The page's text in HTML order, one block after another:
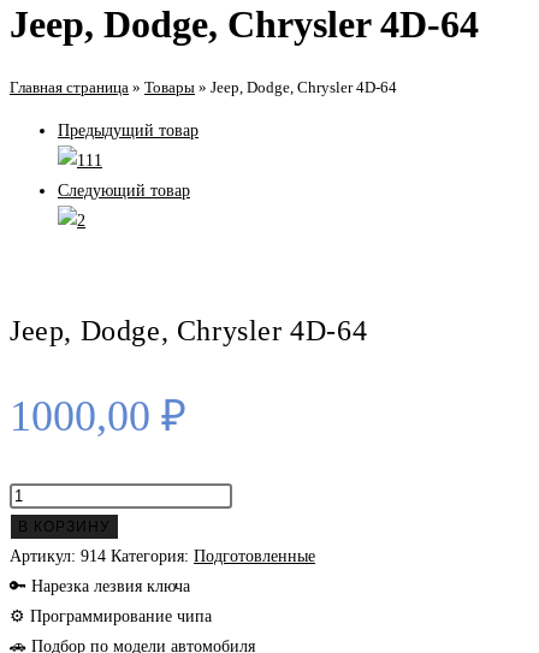
сайту
сайте
Jeep, Dodge, Chrysler 4D-64
Главная страница » Товары » Jeep, Dodge, Chrysler 4D-64
Предыдущий товар
Следующий товар
Jeep, Dodge, Chrysler 4D-64
1000,00 ₽
Количество
товара
Jeep,
Dodge,
Chrysler
4D-
В КОРЗИНУ
Артикул: 914 Категория: Подготовленные
🔑 Нарезка лезвия ключа
⚙ Программирование чипа
🚗 Подбор по модели автомобиля